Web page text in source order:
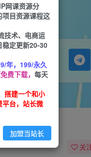
关
网课资源分
目资源课程这
技术、电商运
稳定更新20-30
年，199/永久
费下载， 每天
搭建一个和小
平台，站长微
加盟当站长